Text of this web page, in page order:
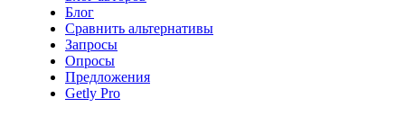
Блог
Сравнить альтернативы
Запросы
Опросы
Предложения
Getly Pro